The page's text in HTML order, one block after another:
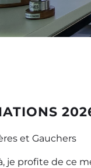
et Gauchers
je profite de ce